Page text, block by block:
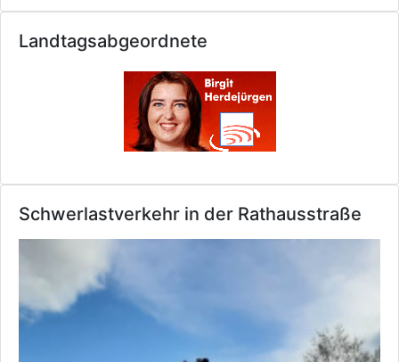
Landtagsabgeordnete
Schwerlastverkehr in der Rathausstraße